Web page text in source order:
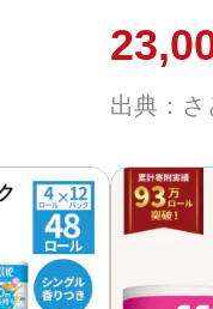
特集
ルとは
香り
出典：さ